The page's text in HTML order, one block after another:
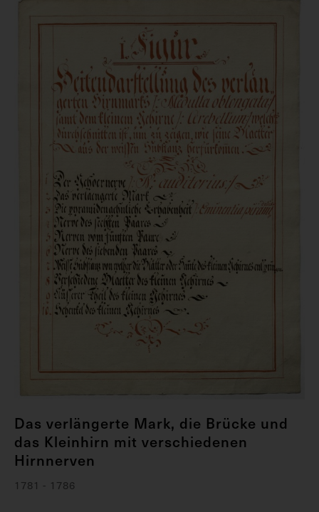
Das verlängerte Mark, die Brücke und
das Kleinhirn mit verschiedenen
Hirnnerven
1781 - 1786